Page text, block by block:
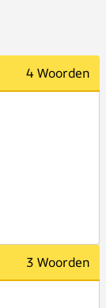
4 Woorden
3 Woorden